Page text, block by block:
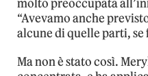
molto preoccupata
“Avevamo anche
alcune di quelle parti, se
Ma non è stato così.